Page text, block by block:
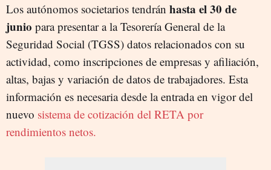
Los autónomos societarios tendrán hasta el 30 de
junio para presentar a la Tesorería General de la
Seguridad Social (TGSS) datos relacionados con su
actividad, como inscripciones de empresas y afiliación,
altas, bajas y variación de datos de trabajadores. Esta
información es necesaria desde la entrada en vigor del
nuevo sistema de cotización del RETA por
rendimientos netos.